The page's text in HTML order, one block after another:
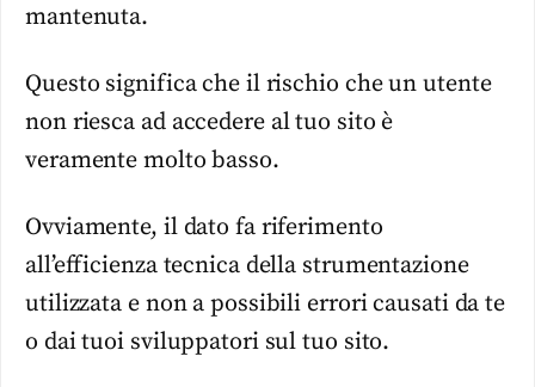
mantenuta.
Questo significa che il rischio che un utente
non riesca ad accedere al tuo sito è
veramente molto basso.
Ovviamente, il dato fa riferimento
all’efficienza tecnica della strumentazione
utilizzata e non a possibili errori causati da te
o dai tuoi sviluppatori sul tuo sito.